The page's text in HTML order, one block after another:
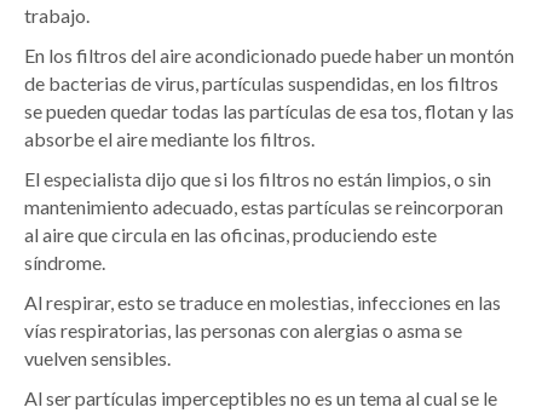
trabajo.
En los filtros del aire acondicionado puede haber un montón
de bacterias de virus, partículas suspendidas, en los filtros
se pueden quedar todas las partículas de esa tos, flotan y las
absorbe el aire mediante los filtros.
El especialista dijo que si los filtros no están limpios, o sin
mantenimiento adecuado, estas partículas se reincorporan
al aire que circula en las oficinas, produciendo este
síndrome.
Al respirar, esto se traduce en molestias, infecciones en las
vías respiratorias, las personas con alergias o asma se
vuelven sensibles.
Al ser partículas imperceptibles no es un tema al cual se le